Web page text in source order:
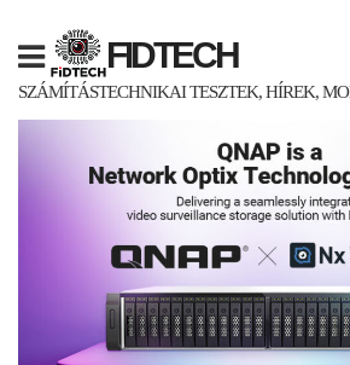
content
FIDTECH
SZÁMÍTÁSTECHNIKAI TESZTEK, HÍREK,